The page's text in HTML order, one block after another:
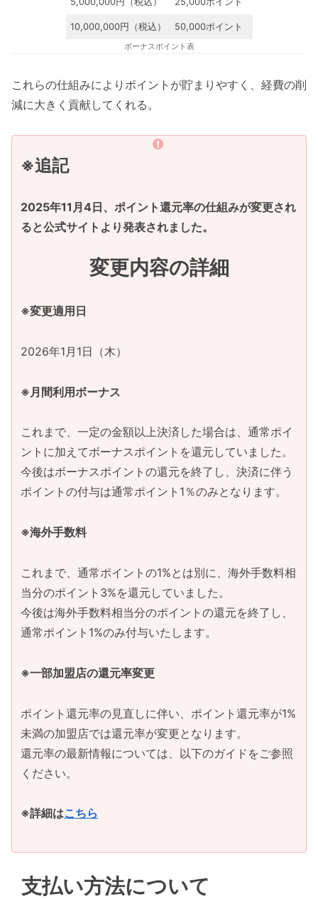
10,000,000円（税込） 50,000ポイント
ボーナスポイント表
これらの仕組みによりポイントが貯まりやすく、経費の削
減に大きく貢献してくれる。
※追記
2025年11月4日、ポイント還元率の仕組みが変更され
ると公式サイトより発表されました。
変更内容の詳細
※変更適用日
2026年1月1日（木）
※月間利用ボーナス
これまで、一定の金額以上決済した場合は、通常ポイ
ントに加えてボーナスポイントを還元していました。
今後はボーナスポイントの還元を終了し、決済に伴う
ポイントの付与は通常ポイント1％のみとなります。
※海外手数料
これまで、通常ポイントの1%とは別に、海外手数料相
当分のポイント3%を還元していました。
今後は海外手数料相当分のポイントの還元を終了し、
通常ポイント1%のみ付与いたします。
※一部加盟店の還元率変更
ポイント還元率の見直しに伴い、ポイント還元率が1%
未満の加盟店では還元率が変更となります。
還元率の最新情報については、以下のガイドをご参照
ください。
※詳細はこちら
支払い方法について